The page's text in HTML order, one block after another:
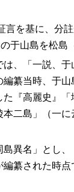
を基に、分
山島を松島
、「一説、
纂当時、于
『高麗史』
二島」（一
異名」とし
纂された時